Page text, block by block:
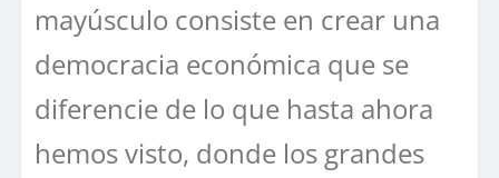
mayúsculo consiste en crear una
democracia económica que se
diferencie de lo que hasta ahora
hemos visto, donde los grandes